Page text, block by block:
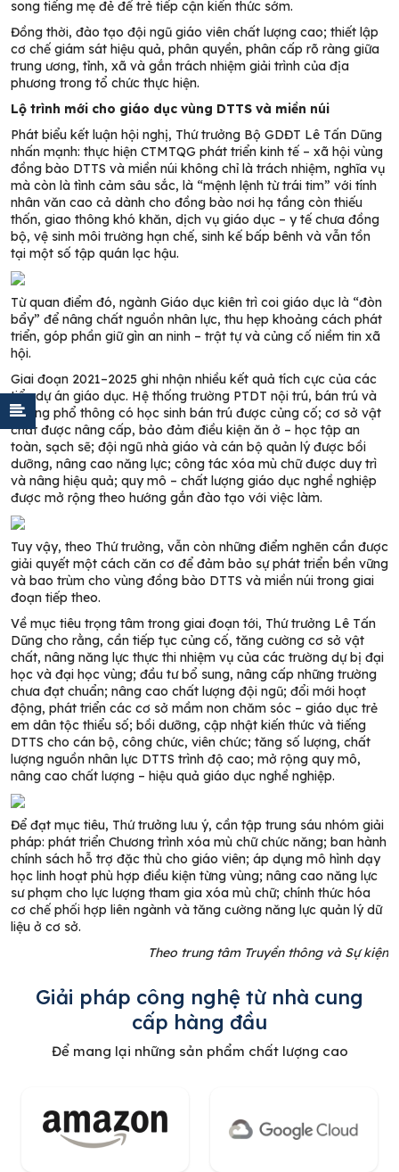
song tiếng mẹ đẻ để trẻ tiếp cận kiến thức sớm.
Đồng thời, đào tạo đội ngũ giáo viên chất lượng cao; thiết lập
cơ chế giám sát hiệu quả, phân quyền, phân cấp rõ ràng giữa
trung ương, tỉnh, xã và gắn trách nhiệm giải trình của địa
phương trong tổ chức thực hiện.
Lộ trình mới cho giáo dục vùng DTTS và miền núi
Phát biểu kết luận hội nghị, Thứ trưởng Bộ GDĐT Lê Tấn Dũng
nhấn mạnh: thực hiện CTMTQG phát triển kinh tế – xã hội vùng
đồng bào DTTS và miền núi không chỉ là trách nhiệm, nghĩa vụ
mà còn là tình cảm sâu sắc, là “mệnh lệnh từ trái tim” với tính
nhân văn cao cả dành cho đồng bào nơi hạ tầng còn thiếu
thốn, giao thông khó khăn, dịch vụ giáo dục – y tế chưa đồng
bộ, vệ sinh môi trường hạn chế, sinh kế bấp bênh và vẫn tồn
tại một số tập quán lạc hậu.
Từ quan điểm đó, ngành Giáo dục kiên trì coi giáo dục là “đòn
bẩy” để nâng chất nguồn nhân lực, thu hẹp khoảng cách phát
triển, góp phần giữ gìn an ninh – trật tự và củng cố niềm tin xã
hội.
Giai đoạn 2021–2025 ghi nhận nhiều kết quả tích cực của các
tiểu dự án giáo dục. Hệ thống trường PTDT nội trú, bán trú và
trường phổ thông có học sinh bán trú được củng cố; cơ sở vật
chất được nâng cấp, bảo đảm điều kiện ăn ở – học tập an
toàn, sạch sẽ; đội ngũ nhà giáo và cán bộ quản lý được bồi
dưỡng, nâng cao năng lực; công tác xóa mù chữ được duy trì
và nâng hiệu quả; quy mô – chất lượng giáo dục nghề nghiệp
được mở rộng theo hướng gắn đào tạo với việc làm.
Tuy vậy, theo Thứ trưởng, vẫn còn những điểm nghẽn cần được
giải quyết một cách căn cơ để đảm bảo sự phát triển bền vững
và bao trùm cho vùng đồng bào DTTS và miền núi trong giai
đoạn tiếp theo.
Về mục tiêu trọng tâm trong giai đoạn tới, Thứ trưởng Lê Tấn
Dũng cho rằng, cần tiếp tục củng cố, tăng cường cơ sở vật
chất, nâng năng lực thực thi nhiệm vụ của các trường dự bị đại
học và đại học vùng; đầu tư bổ sung, nâng cấp những trường
chưa đạt chuẩn; nâng cao chất lượng đội ngũ; đổi mới hoạt
động, phát triển các cơ sở mầm non chăm sóc – giáo dục trẻ
em dân tộc thiểu số; bồi dưỡng, cập nhật kiến thức và tiếng
DTTS cho cán bộ, công chức, viên chức; tăng số lượng, chất
lượng nguồn nhân lực DTTS trình độ cao; mở rộng quy mô,
nâng cao chất lượng – hiệu quả giáo dục nghề nghiệp.
Để đạt mục tiêu, Thứ trưởng lưu ý, cần tập trung sáu nhóm giải
pháp: phát triển Chương trình xóa mù chữ chức năng; ban hành
chính sách hỗ trợ đặc thù cho giáo viên; áp dụng mô hình dạy
học linh hoạt phù hợp điều kiện từng vùng; nâng cao năng lực
sư phạm cho lực lượng tham gia xóa mù chữ; chính thức hóa
cơ chế phối hợp liên ngành và tăng cường năng lực quản lý dữ
liệu ở cơ sở.
Theo trung tâm Truyền thông và Sự kiện
Giải pháp công nghệ từ nhà cung
cấp hàng đầu
Để mang lại những sản phẩm chất lượng cao